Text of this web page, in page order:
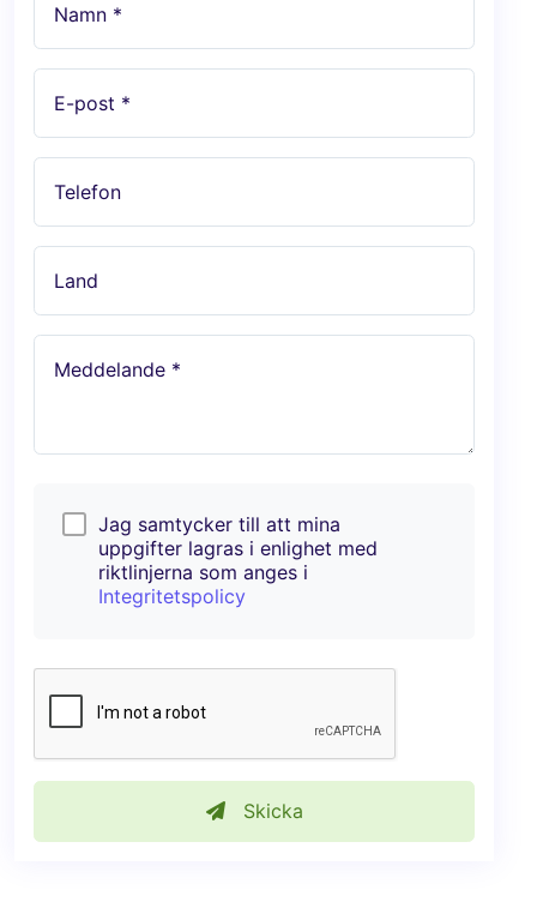
Namn *
E-post *
Telefon
Land
Meddelande *
Jag samtycker till att mina
uppgifter lagras i enlighet med
riktlinjerna som anges i
Integritetspolicy
Skicka